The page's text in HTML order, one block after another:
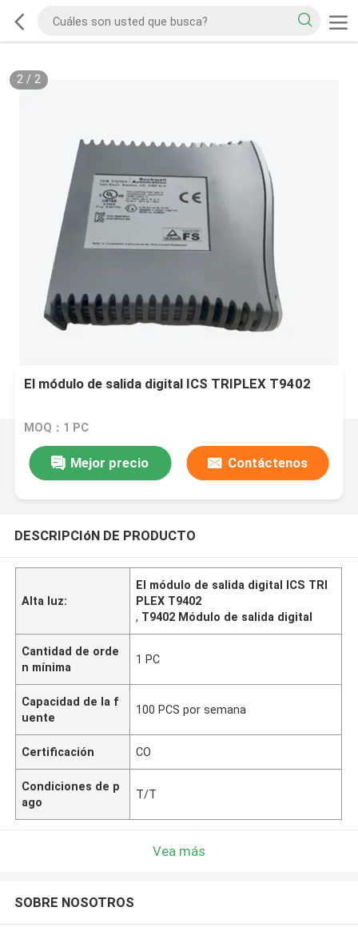
2/ 2
El módulo de salida digital ICS TRIPLEX T9402
MOQ：1 PC
Mejor precio Contáctenos
DESCRIPCIóN DE PRODUCTO
Alta luz:
El módulo de salida digital ICS TRI
PLEX T9402
, T9402 Módulo de salida digital
Cantidad de orde
n mínima
1 PC
Capacidad de la f
uente
100 PCS por semana
Certificación CO
Condiciones de p
ago
T/T
Vea más
SOBRE NOSOTROS